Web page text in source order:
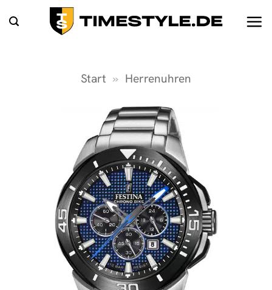
Inhalt
Start » Herrenuhren